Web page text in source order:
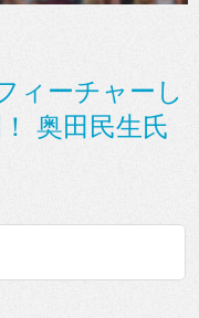
ィーチャーし
奥田民生氏